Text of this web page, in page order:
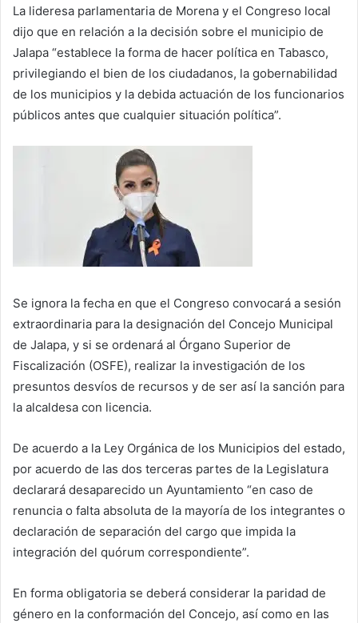
La lideresa parlamentaria de Morena y el Congreso local
dijo que en relación a la decisión sobre el municipio de
Jalapa “establece la forma de hacer política en Tabasco,
privilegiando el bien de los ciudadanos, la gobernabilidad
de los municipios y la debida actuación de los funcionarios
públicos antes que cualquier situación política”.
Se ignora la fecha en que el Congreso convocará a sesión
extraordinaria para la designación del Concejo Municipal
de Jalapa, y si se ordenará al Órgano Superior de
Fiscalización (OSFE), realizar la investigación de los
presuntos desvíos de recursos y de ser así la sanción para
la alcaldesa con licencia.
De acuerdo a la Ley Orgánica de los Municipios del estado,
por acuerdo de las dos terceras partes de la Legislatura
declarará desaparecido un Ayuntamiento “en caso de
renuncia o falta absoluta de la mayoría de los integrantes o
declaración de separación del cargo que impida la
integración del quórum correspondiente”.
En forma obligatoria se deberá considerar la paridad de
género en la conformación del Concejo, así como en las